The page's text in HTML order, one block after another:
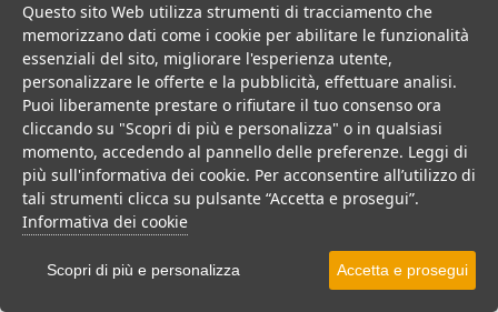
Calabria > Cassano allo Ionio > Marina di Sibari
80 Camere
Hotel 4 stelle in Calabria, con animazione e cucina tipica, per una
vacanza divertente per tutta la famiglia.
Villaggio Hotel
VEDI SU MAPPA
Questo sito Web utilizza strumenti di tracciamento che
memorizzano dati come i cookie per abilitare le funzionalità
essenziali del sito, migliorare l'esperienza utente,
personalizzare le offerte e la pubblicità, effettuare analisi.
Puoi liberamente prestare o rifiutare il tuo consenso ora
cliccando su "Scopri di più e personalizza" o in qualsiasi
momento, accedendo al pannello delle preferenze. Leggi di
più sull'informativa dei cookie. Per acconsentire all’utilizzo di
tali strumenti clicca su pulsante “Accetta e prosegui”.
Informativa dei cookie
Scopri di più e personalizza Accetta e prosegui